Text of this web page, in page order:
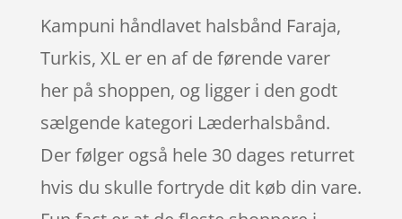
Kampuni håndlavet halsbånd Faraja,
Turkis, XL er en af de førende varer
her på shoppen, og ligger i den godt
sælgende kategori Læderhalsbånd.
Der følger også hele 30 dages returret
hvis du skulle fortryde dit køb din vare.